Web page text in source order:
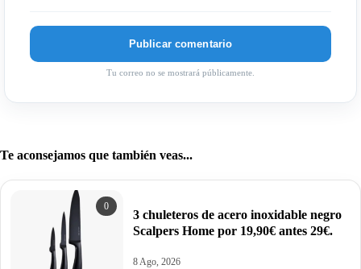
Tu correo no se mostrará públicamente.
Te aconsejamos que también veas...
0
3 chuleteros de acero inoxidable negro
Scalpers Home por 19,90€ antes 29€.
8 Ago, 2026